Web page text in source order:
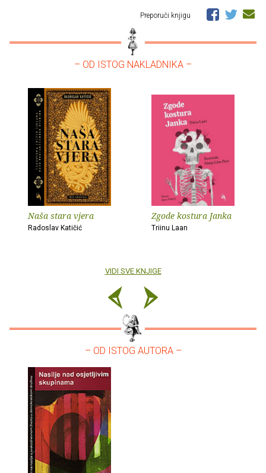
Preporuči knjigu
– OD ISTOG NAKLADNIKA –
Naša stara vjera
Radoslav Katičić
Zgode kostura Janka
Triinu Laan
VIDI SVE KNJIGE
– OD ISTOG AUTORA –